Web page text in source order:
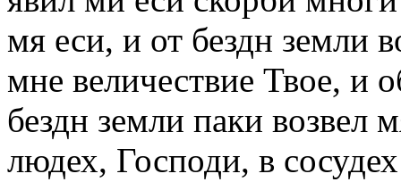
мя еси, и от бездн земли
мне величествие Твое, и
бездн земли паки возвел
людех, Господи, в